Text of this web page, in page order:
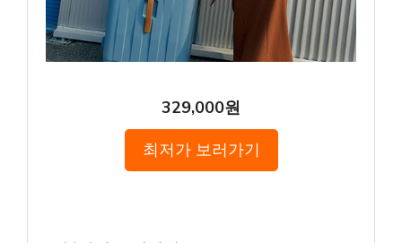
329,000원
최저가 보러가기